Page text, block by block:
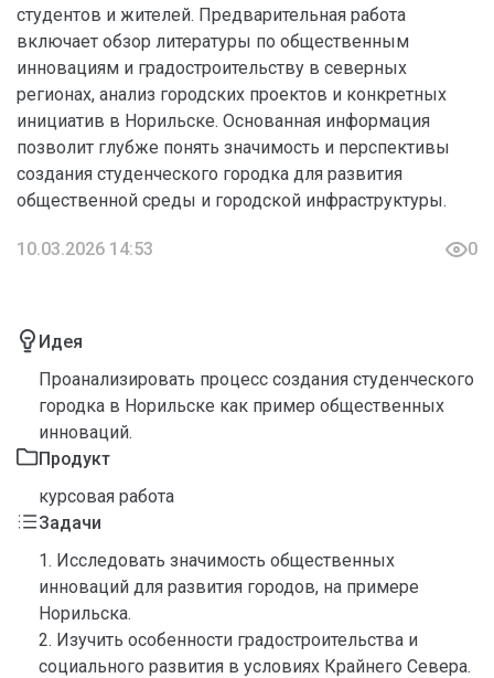
студентов и жителей. Предварительная работа
включает обзор литературы по общественным
инновациям и градостроительству в северных
регионах, анализ городских проектов и конкретных
инициатив в Норильске. Основанная информация
позволит глубже понять значимость и перспективы
создания студенческого городка для развития
общественной среды и городской инфраструктуры.
10.03.2026 14:53 0
Идея
Проанализировать процесс создания студенческого
городка в Норильске как пример общественных
инноваций.
Продукт
курсовая работа
Задачи
1. Исследовать значимость общественных
инноваций для развития городов, на примере
Норильска.
2. Изучить особенности градостроительства и
социального развития в условиях Крайнего Севера.